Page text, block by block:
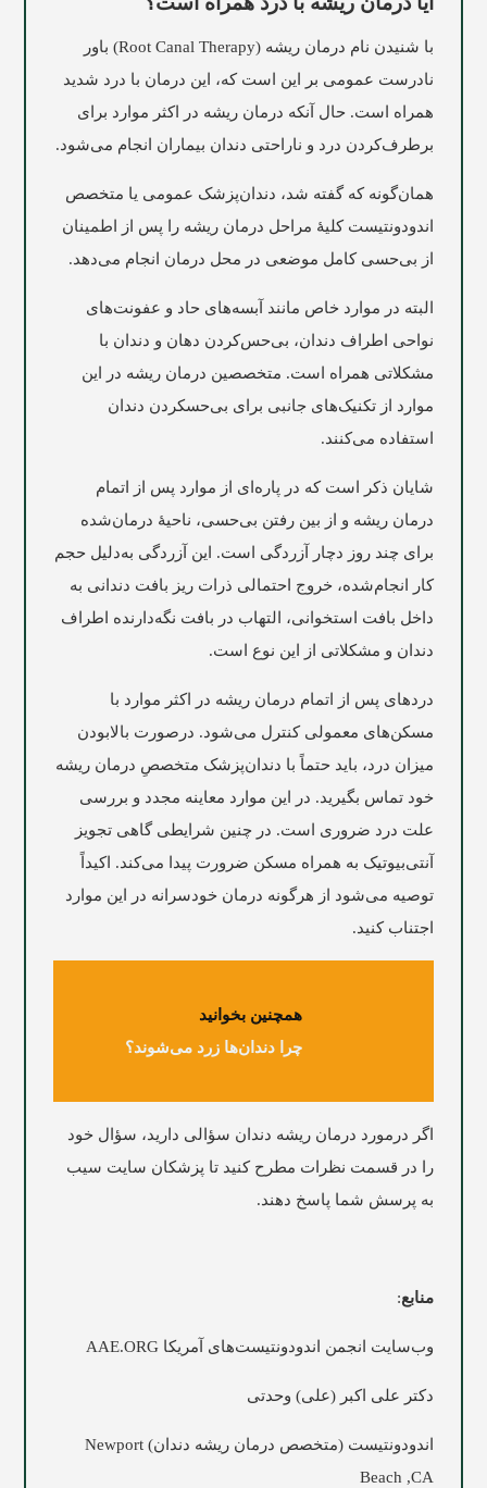
با شنیدن نام درمان ریشه (Root Canal Therapy) باور
نادرست عمومی بر این است که، این درمان با درد شدید
همراه است. حال ‌آنکه درمان ریشه در اکثر موارد برای
برطرف‌کردن درد و ناراحتی دندان بیماران انجام می‌شود.
همان‌گونه که گفته شد، دندان‌پزشک عمومی یا متخصص
اندودونتیست کلیۀ مراحل درمان ریشه را پس از اطمینان
از بی‌حسی کامل موضعی در محل درمان انجام می‌دهد.
البته در موارد خاص مانند آبسه‌های حاد و عفونت‌های
نواحی اطراف دندان، بی‌حس‌کردن دهان و دندان با
مشکلاتی همراه است. متخصصین درمان ریشه در این
موارد از تکنیک‌های جانبی برای بی‌حس‎کردن دندان
استفاده می‌کنند.
شایان ذکر است که در پاره‌ای از موارد پس از اتمام
درمان ریشه و از بین رفتن بی‌حسی، ناحیۀ درمان‌شده
برای چند روز دچار آزردگی است. این آزردگی به‌دلیل حجم
کار انجام‌شده، خروج احتمالی ذرات ریز بافت دندانی به
داخل بافت استخوانی، التهاب در بافت نگه‌دارنده اطراف
دندان و مشکلاتی از این نوع است.
دردهای پس از اتمام درمان ریشه در اکثر موارد با
مسکن‌های معمولی کنترل می‌شود. درصورت بالابودن
میزان درد، باید حتماً با دندان‌پزشک متخصصِ درمان ریشه
خود تماس بگیرید. در این موارد معاینه مجدد و بررسی
علت درد ضروری است. در چنین شرایطی گاهی تجویز
آنتی‌بیوتیک به همراه مسکن ضرورت پیدا می‌کند. اکیداً
توصیه می‌شود از هرگونه درمان خودسرانه در این موارد
اجتناب کنید.
همچنین بخوانید
چرا دندان‌ها زرد می‌شوند؟
اگر درمورد درمان ریشه دندان سؤالی دارید، سؤال خود
را در قسمت نظرات مطرح کنید تا پزشکان سایت سیب
به پرسش شما پاسخ دهند.
منابع:
وب‌سایت انجمن اندودونتیست‌های آمریکا AAE.ORG
دکتر علی اکبر (علی) وحدتی
اندودونتیست (متخصص درمان ریشه دندان) Newport
Beach ,CA